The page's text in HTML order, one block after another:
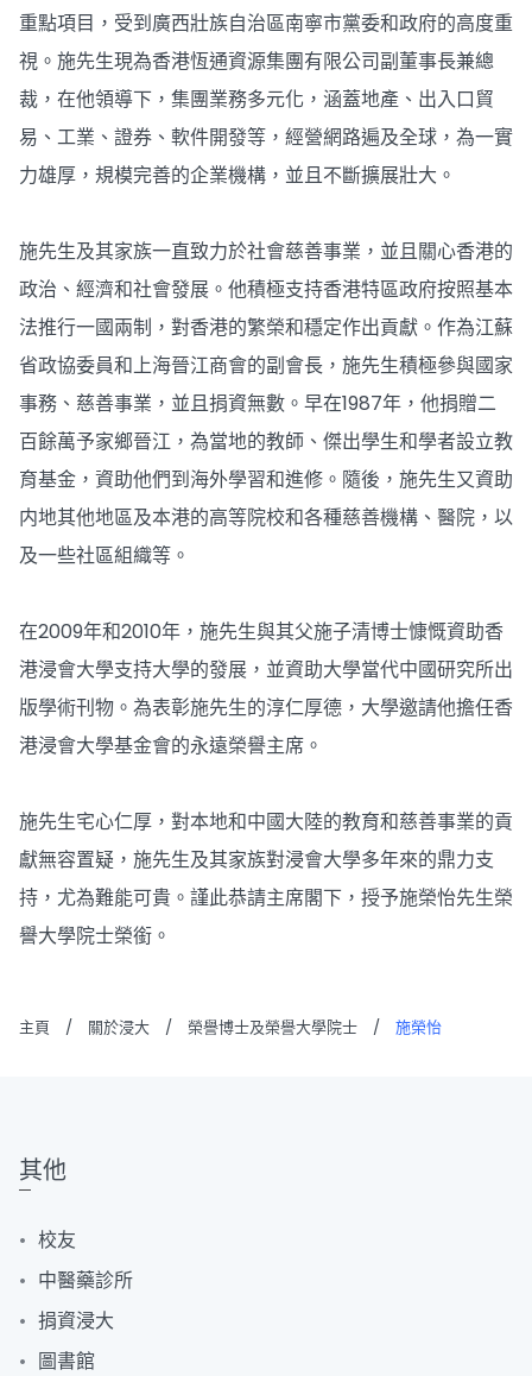
重點項目，受到廣西壯族自治區南寧市黨委和政府的高度重
視。施先生現為香港恆通資源集團有限公司副董事長兼總
裁，在他領導下，集團業務多元化，涵蓋地產、出入口貿
易、工業、證券、軟件開發等，經營網路遍及全球，為一實
力雄厚，規模完善的企業機構，並且不斷擴展壯大。
施先生及其家族一直致力於社會慈善事業，並且關心香港的
政治、經濟和社會發展。他積極支持香港特區政府按照基本
法推行一國兩制，對香港的繁榮和穩定作出貢獻。作為江蘇
省政協委員和上海晉江商會的副會長，施先生積極參與國家
事務、慈善事業，並且捐資無數。早在1987年，他捐贈二
百餘萬予家鄉晉江，為當地的教師、傑出學生和學者設立教
育基金，資助他們到海外學習和進修。隨後，施先生又資助
内地其他地區及本港的高等院校和各種慈善機構、醫院，以
及一些社區組織等。
在2009年和2010年，施先生與其父施子清博士慷慨資助香
港浸會大學支持大學的發展，並資助大學當代中國研究所出
版學術刊物。為表彰施先生的淳仁厚德，大學邀請他擔任香
港浸會大學基金會的永遠榮譽主席。
施先生宅心仁厚，對本地和中國大陸的教育和慈善事業的貢
獻無容置疑，施先生及其家族對浸會大學多年來的鼎力支
持，尤為難能可貴。謹此恭請主席閣下，授予施榮怡先生榮
譽大學院士榮銜。
主頁 / 關於浸大 / 榮譽博士及榮譽大學院士 / 施榮怡
其他
校友
中醫藥診所
捐資浸大
圖書館